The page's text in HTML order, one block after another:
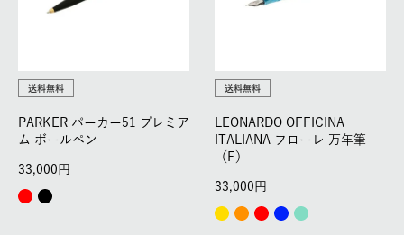
送料無料
PARKER パーカー51 プレミア
ム ボールペン
33,000
送料無料
LEONARDO OFFICINA
ITALIANA フローレ 万年筆
（F）
33,000